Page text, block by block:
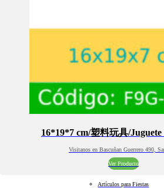
16*19*7 cm/塑料玩具/Juguete
Visitanos en Bascuñan Guerrero 490,
Ver Producto
Artículos para Fiestas